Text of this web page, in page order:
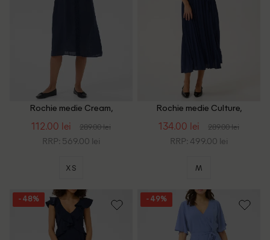
Rochie medie Cream,
112.00 lei 289.00 lei
RRP: 569.00 lei
XS
Rochie medie Culture,
134.00 lei 289.00 lei
RRP: 499.00 lei
M
- 48% - 49%